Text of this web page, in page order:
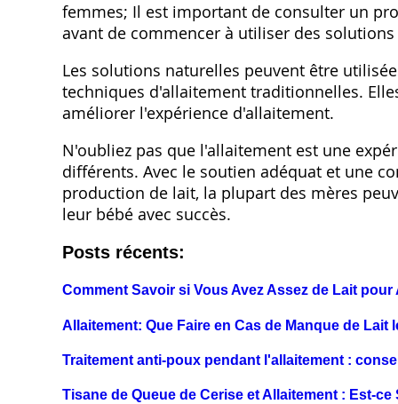
femmes; Il est important de consulter un
avant de commencer à utiliser des
Les solutions naturelles peuvent être
techniques d'allaitement traditionnelles.
améliorer l'expérience d'allaitement.
N'oubliez pas que l'allaitement est une
différents. Avec le soutien adéquat et une
production de lait, la plupart des mères
leur bébé avec succès.
Posts récents:
Comment Savoir si Vous Avez Assez de Lait pour
Allaitement: Que Faire en Cas de Manque de Lait
Traitement anti-poux pendant l'allaitement :
Tisane de Queue de Cerise et Allaitement : Est-ce